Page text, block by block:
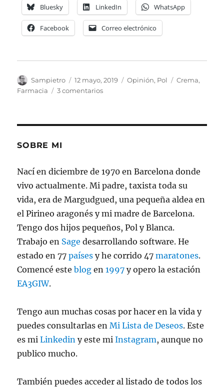
Bluesky LinkedIn WhatsApp
Facebook Correo electrónico
Autor
Sampietro
Publicado
el
12 mayo, 2019 Categorías
Opinión, Pol Etiquetas
Crema,
Farmacia
3 comentariosen
SOBRE MI
Nací en diciembre de 1970 en Barcelona donde
vivo actualmente. Mi padre, taxista toda su
vida, era de Margudgued, una pequeña aldea en
el Pirineo aragonés y mi madre de Barcelona.
Tengo dos hijos pequeños, Pol y Blanca.
Trabajo en Sage desarrollando software. He
estado en 77países y he corrido 47maratones.
Comencé esteblog en1997 y opero la estación
EA3GIW.
Tengo aun muchas cosas por hacer en la vida y
puedes consultarlas enMi Lista de Deseos. Este
es miLinkedin y este miInstagram, aunque no
publico mucho.
También puedes acceder al listado de todos los